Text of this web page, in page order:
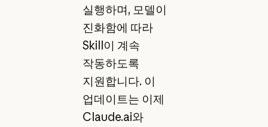
실행하며, 모델이
진화함에 따라
Skill이 계속
작동하도록
지원합니다. 이
업데이트는 이제
Claude.ai와